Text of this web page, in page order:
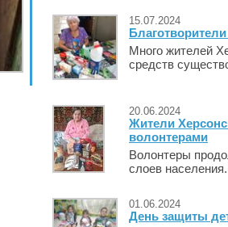
15.07.2024
Много жителей
средств
20.06.2024
Жители
волонтерами
Волонтеры
слоев
01.06.2024
День защиты